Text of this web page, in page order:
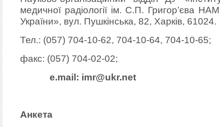
медичної радіології ім. С.П. Григор’єва
України», вул. Пушкінська, 82, Харків, 61024.
Тел.: (057) 704-10-62, 704-10-64, 704-10-65;
факс: (057) 704-02-02;
e.mail: imr@ukr.net
Анкета